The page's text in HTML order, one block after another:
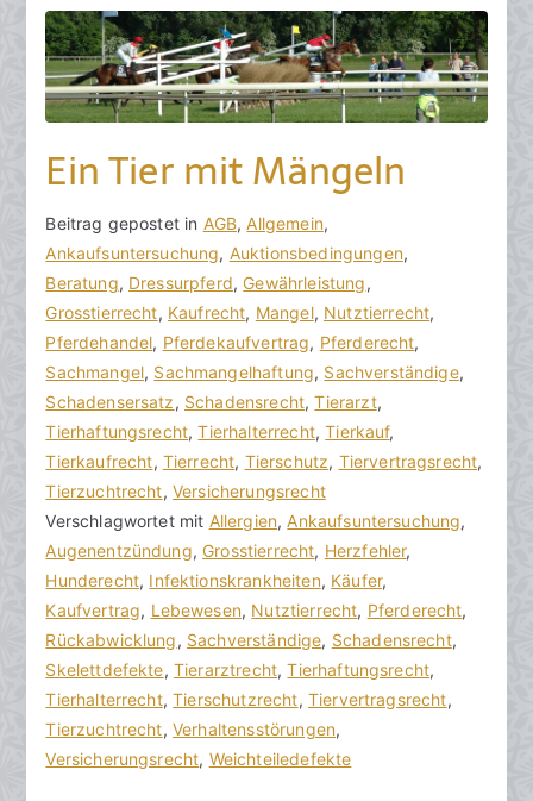
Ein Tier mit Mängeln
V
o
n
h
o
r
a
k
R
e
c
h
t
s
a
n
w
ä
l
B
e
i
t
r
a
g
v
e
r
ö
f
f
e
n
t
l
i
c
Beitrag gepostet in AGB, Allgemein,
Ankaufsuntersuchung, Auktionsbedingungen,
Beratung, Dressurpferd, Gewährleistung,
Grosstierrecht, Kaufrecht, Mangel, Nutztierrecht,
Pferdehandel, Pferdekaufvertrag, Pferderecht,
Sachmangel, Sachmangelhaftung, Sachverständige,
Schadensersatz, Schadensrecht,Tierarzt,
Tierhaftungsrecht,Tierhalterrecht,Tierkauf,
Tierkaufrecht, Tierrecht, Tierschutz, Tiervertragsrecht,
Tierzuchtrecht, Versicherungsrecht
Verschlagwortet mit Allergien, Ankaufsuntersuchung,
Augenentzündung, Grosstierrecht, Herzfehler,
Hunderecht, Infektionskrankheiten, Käufer,
Kaufvertrag, Lebewesen, Nutztierrecht, Pferderecht,
Rückabwicklung, Sachverständige, Schadensrecht,
Skelettdefekte, Tierarztrecht,Tierhaftungsrecht,
Tierhalterrecht,Tierschutzrecht, Tiervertragsrecht,
Tierzuchtrecht, Verhaltensstörungen,
Versicherungsrecht, Weichteiledefekte
K
e
i
n
e
K
o
m
m
e
n
t
a
r
e
zu
Ein
Tier
mit